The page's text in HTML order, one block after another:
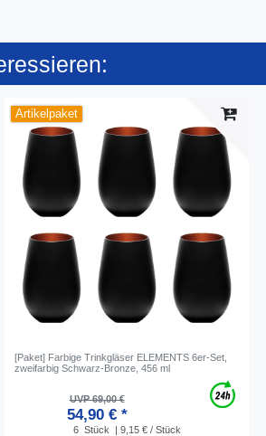
Artikelpaket
[Paket] Farbige Trinkgläser ELEMENTS 6er-Set,
zweifarbig Schwarz-Bronze, 456 ml
UVP 69,00 €
54,90 € *
6 Stück
| 9,15 € / Stück